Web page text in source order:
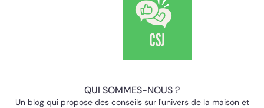
QUI SOMMES-NOUS ?
Un blog qui propose des conseils sur l'univers de la maison et